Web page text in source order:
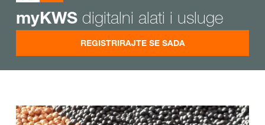
myKWS digitalni alati i usluge
REGISTRIRAJTE SE SADA